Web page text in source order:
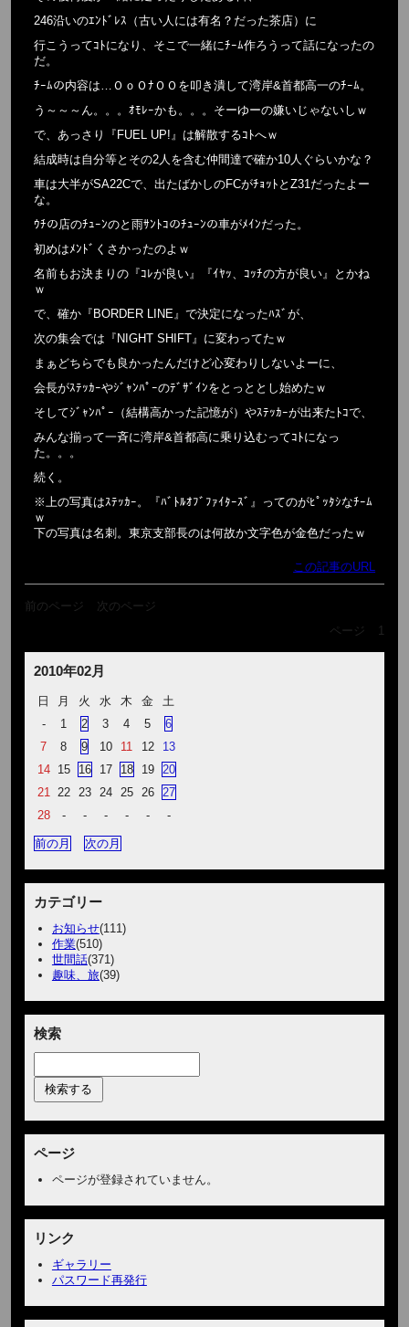
246沿いのｴﾝﾄﾞﾚｽ（古い人には有名？だった茶店）に
行こうってｺﾄになり、そこで一緒にﾁｰﾑ作ろうって話になったの
だ。
ﾁｰﾑの内容は…ＯｏＯﾅＯＯを叩き潰して湾岸&首都高一のﾁｰﾑ。
う～～～ん。。。ｵﾓﾚｰかも。。。そーゆーの嫌いじゃないしｗ
で、あっさり『FUEL UP!』は解散するｺﾄへｗ
結成時は自分等とその2人を含む仲間達で確か10人ぐらいかな？
車は大半がSA22Cで、出たばかしのFCがﾁｮｯﾄとZ31だったよー
な。
ｳﾁの店のﾁｭｰﾝのと雨ｻﾝﾄｺのﾁｭｰﾝの車がﾒｲﾝだった。
初めはﾒﾝﾄﾞくさかったのよｗ
名前もお決まりの『ｺﾚが良い』『ｲﾔｯ、ｺｯﾁの方が良い』とかね
ｗ
で、確か『BORDER LINE』で決定になったﾊｽﾞが、
次の集会では『NIGHT SHIFT』に変わってたｗ
まぁどちらでも良かったんだけど心変わりしないよーに、
会長がｽﾃｯｶｰやｼﾞｬﾝﾊﾟｰのﾃﾞｻﾞｲﾝをとっととし始めたｗ
そしてｼﾞｬﾝﾊﾟｰ（結構高かった記憶が）やｽﾃｯｶｰが出来たﾄｺで、
みんな揃って一斉に湾岸&首都高に乗り込むってｺﾄになっ
た。。。
続く。
※上の写真はｽﾃｯｶｰ。『ﾊﾞﾄﾙｵﾌﾞﾌｧｲﾀｰｽﾞ』ってのがﾋﾟｯﾀｼなﾁｰﾑ
ｗ
下の写真は名刺。東京支部長のは何故か文字色が金色だったｗ
この記事のURL
前のページ
次のページ
ページ
1
2010年02月
日 月 火 水 木 金
土
-
1 2 3 4 5
6
7
8 9 10 11 12
13
14
15 16 17 18 19
20
21 22 23 24 25 26
27
28
- - - - - -
前の月 次の月
カテゴリー
お知らせ(111)
作業(510)
世間話(371)
趣味、旅(39)
検索
ページ
ページが登録されていません。
リンク
ギャラリー
パスワード再発行